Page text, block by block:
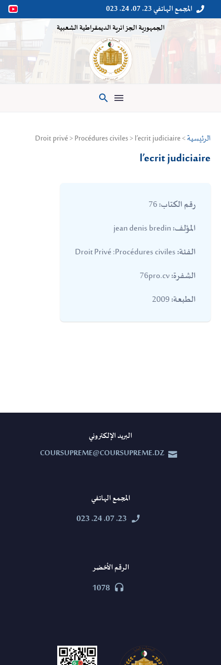

 المجمع الهاتفي 23. 07. 24. 023
الجمهورية الجزائرية الديمقراطية الشعبية

الرئيسية> Droit privé > Procédures civiles > l’ecrit judiciaire
l’ecrit judiciaire
رقم الكتاب:
المؤلف:
الفئة:
الشفرة:
الطبعة:
البريد الإلكتروني


COURSUPREME@COURSUPREME.DZ
المجمع الهاتفي


23. 07. 24. 023
الرقم الأخضر


1078